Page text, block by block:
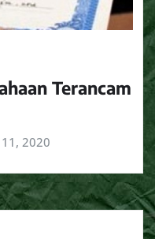
Terancam
2020